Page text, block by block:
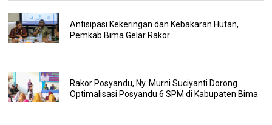
Antisipasi Kekeringan dan Kebakaran Hutan,
Pemkab Bima Gelar Rakor
Rakor Posyandu, Ny. Murni Suciyanti Dorong
Optimalisasi Posyandu 6 SPM di Kabupaten Bima